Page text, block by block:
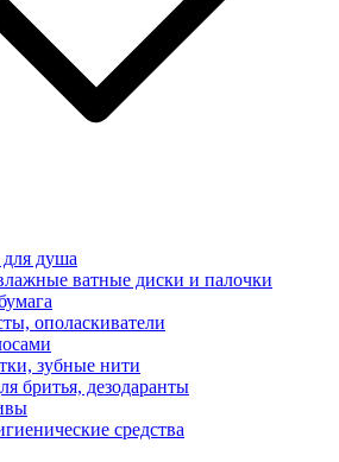
душа
ватные диски и палочки
ополаскиватели
зубные нити
бритья, дезодаранты
средства